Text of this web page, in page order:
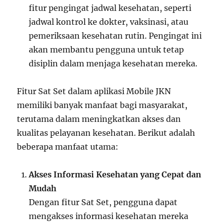
fitur pengingat jadwal kesehatan, seperti
jadwal kontrol ke dokter, vaksinasi, atau
pemeriksaan kesehatan rutin. Pengingat ini
akan membantu pengguna untuk tetap
disiplin dalam menjaga kesehatan mereka.
Fitur Sat Set dalam aplikasi Mobile JKN
memiliki banyak manfaat bagi masyarakat,
terutama dalam meningkatkan akses dan
kualitas pelayanan kesehatan. Berikut adalah
beberapa manfaat utama:
Akses Informasi Kesehatan yang Cepat dan
Mudah
Dengan fitur Sat Set, pengguna dapat
mengakses informasi kesehatan mereka